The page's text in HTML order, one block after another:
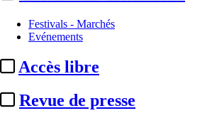
Festivals - Marchés
Evénements
Accès libre
Revue de presse
...
Cet article est réservé à nos